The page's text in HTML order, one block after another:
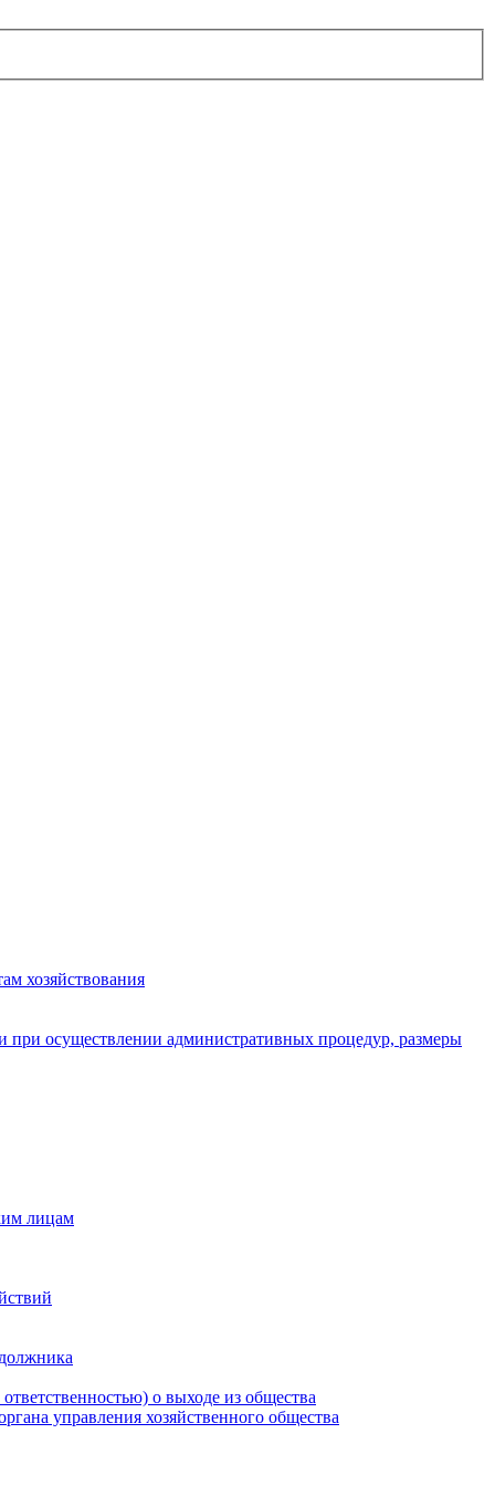
хозяйствования
осуществлении административных процедур, размеры
лицам
о выходе из общества
управления хозяйственного общества